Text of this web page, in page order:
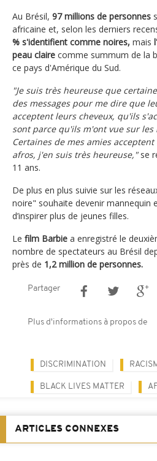
Au Brésil, 97 millions de personnes
africaine et, selon les derniers
% s'identifient comme noires, mais
peau claire comme summum de la
ce pays d'Amérique du Sud.
"Je suis très heureuse que
des messages pour me dire que
acceptent leurs cheveux, qu'ils
sont parce qu'ils m'ont vue sur les
Certaines de mes amies
afros, j'en suis très heureuse,"se
11 ans.
De plus en plus suivie sur les
noire" souhaite devenir mannequin
d’inspirer plus de jeunes filles.
Le film Barbie a enregistré le
nombre de spectateurs au Brésil
près de 1,2 million de personnes.
Partager
Plus d'informations à propos de
DISCRIMINATION
BLACK LIVES MATTER
ARTICLES CONNEXES